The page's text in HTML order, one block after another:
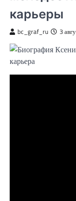
карьеры
bc_graf_ru 3